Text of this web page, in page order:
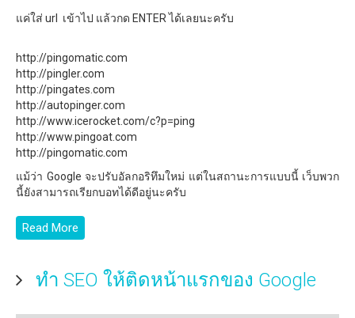
แค่ใส่ url เข้าไป แล้วกด ENTER ได้เลยนะครับ
http://pingomatic.com
http://pingler.com
http://pingates.com
http://autopinger.com
http://www.icerocket.com/c?p=ping
http://www.pingoat.com
http://pingomatic.com
แม้ว่า Google จะปรับอัลกอริทึมใหม่ แต่ในสถานะการแบบนี้ เว็บพวก
นี้ยังสามารถเรียกบอทได้ดีอยู่นะครับ
Read More
ทำ SEO ให้ติดหน้าแรกของ Google